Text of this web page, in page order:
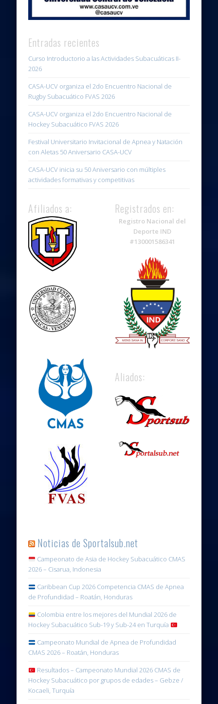
Entradas recientes
Curso Introductorio a las Actividades Subacuáticas II-
2026
CASA-UCV organiza el 2do Encuentro Nacional de
Rugby Subacuático FVAS 2026
CASA-UCV organiza el 2do Encuentro Nacional de
Hockey Subacuático FVAS 2026
Festival Universitario Invitacional de Apnea y Natación
con Aletas 50 Aniversario CASA-UCV
CASA-UCV inicia su 50 Aniversario con múltiples
actividades formativas y competitivas
Afiliados a: Registrados en:
Registro Nacional del
Deporte IND
#130001586341
Aliados:
Noticias de Sportalsub.net
Campeonato de Asia de Hockey Subacuático CMAS
2026 – Cisarua, Indonesia
Caribbean Cup 2026 Competencia CMAS de Apnea
de Profundidad – Roatán, Honduras
Colombia entre los mejores del Mundial 2026 de
Hockey Subacuático Sub-19 y Sub-24 en Turquía
Campeonato Mundial de Apnea de Profundidad
CMAS 2026 – Roatán, Honduras
Resultados – Campeonato Mundial 2026 CMAS de
Hockey Subacuático por grupos de edades – Gebze /
Kocaeli, Turquía